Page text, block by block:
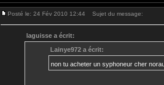
Posté le: 24 Fév 2010 12:44 Sujet du message:
laguisse a écrit:
Lainye972 a écrit:
non tu acheter un syphoneur cher